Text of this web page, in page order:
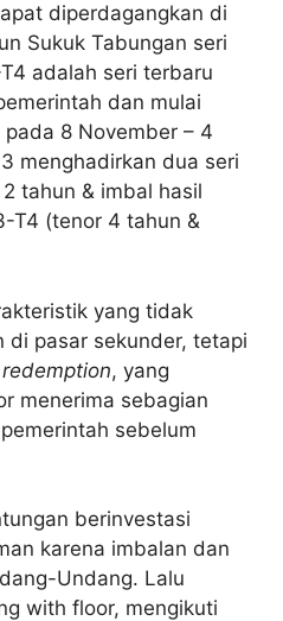
diperdagangkan di
Sukuk Tabungan seri
adalah seri terbaru
dan mulai
8 November – 4
menghadirkan dua seri
tahun & imbal hasil
T4 (tenor 4 tahun &
yang tidak
di pasar sekunder, tetapi
, yang
menerima sebagian
sebelum
berinvestasi
karena imbalan dan
Undang. Lalu
with floor, mengikuti